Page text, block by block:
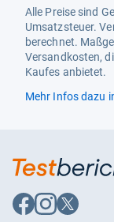
Alle Preise sind
Umsatzsteuer.
berechnet.
Versandkosten,
Kaufes anbietet.
Mehr Infos dazu
Auf
Facebook
Auf
Instagram
Auf
X